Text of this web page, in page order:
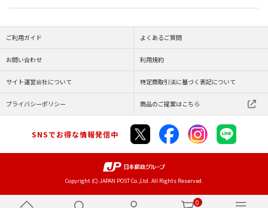
0
ご利用ガイド よくあるご質問
お問い合わせ 利用規約
サイト運営会社について 特定商取引法に基づく表記について
プライバシーポリシー 商品のご提案はこちら
SNSでお得な情報発信中
Copyright (C) JAPAN POST Co.,Ltd. All Rights Reserved.